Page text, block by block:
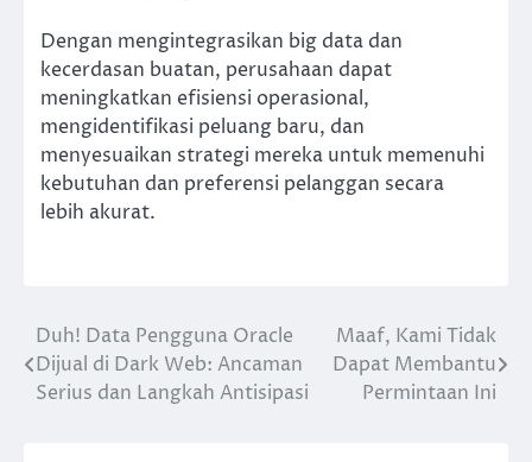
Dengan mengintegrasikan big data dan
kecerdasan buatan, perusahaan dapat
meningkatkan efisiensi operasional,
mengidentifikasi peluang baru, dan
menyesuaikan strategi mereka untuk memenuhi
kebutuhan dan preferensi pelanggan secara
lebih akurat.
Navigasi
pos
Duh! Data Pengguna Oracle
Dijual di Dark Web: Ancaman
Serius dan Langkah Antisipasi
Maaf, Kami Tidak
Dapat Membantu
Permintaan Ini